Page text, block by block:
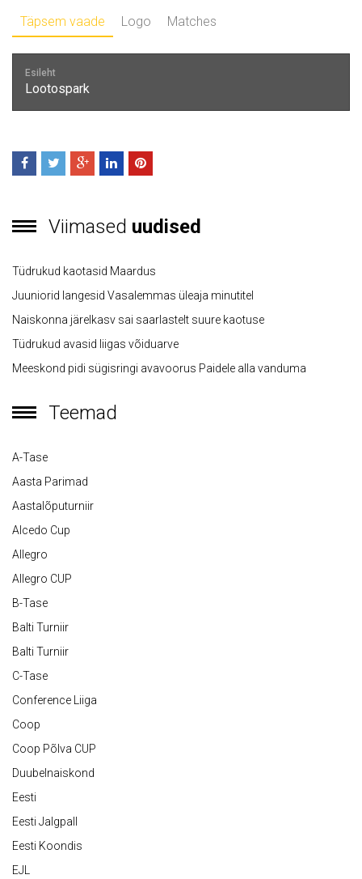
Täpsem vaade Logo Matches
Esileht
Lootospark
Viimased uudised
Tüdrukud kaotasid Maardus
Juuniorid langesid Vasalemmas üleaja minutitel
Naiskonna järelkasv sai saarlastelt suure kaotuse
Tüdrukud avasid liigas võiduarve
Meeskond pidi sügisringi avavoorus Paidele alla vanduma
Teemad
A-Tase
Aasta Parimad
Aastalõputurniir
Alcedo Cup
Allegro
Allegro CUP
B-Tase
Balti Turniir
Balti Turniir
C-Tase
Conference Liiga
Coop
Coop Põlva CUP
Duubelnaiskond
Eesti
Eesti Jalgpall
Eesti Koondis
EJL